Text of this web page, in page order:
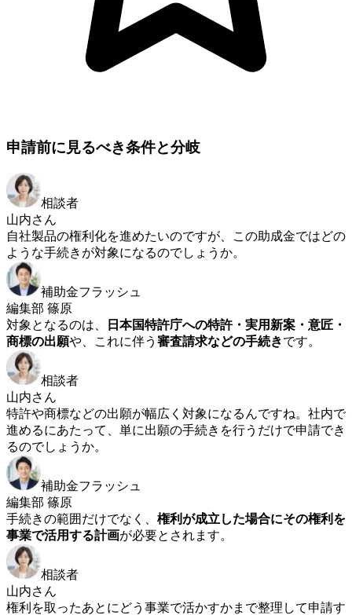
申請前に見るべき条件と分岐
相談者
山内さん
自社製品の権利化を進めたいのですが、この助成金ではどの
ような手続きが対象になるのでしょうか。
補助金フラッシュ
編集部 篠原
対象となるのは、
日本国特許庁への特許・実用新案・意匠・
商標の出願や、これに伴う 審査請求などの手続きです。
相談者
山内さん
特許や商標などの出願が幅広く対象になるんですね。社内で
進めるにあたって、単に出願の手続きを行うだけで申請でき
るのでしょうか。
補助金フラッシュ
編集部 篠原
手続きの範囲だけでなく、 権利が成立した場合にその権利を
事業で活用する計画が必要とされます。
相談者
山内さん
権利を取ったあとにどう事業で活かすかまで整理して申請す